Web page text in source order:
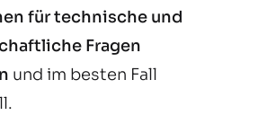
für technische und
Fragen
und im besten Fall